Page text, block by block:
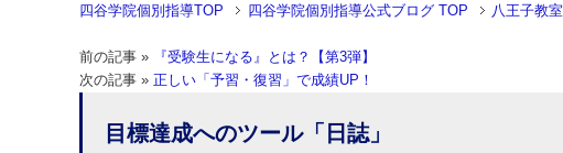
四谷学院個別指導TOP 四谷学院個別指導公式ブログ TOP 八王子教室
前の記事 »
『受験生になる』とは？【第3弾】
次の記事 » 正しい「予習・復習」で成績UP！
目標達成へのツール「日誌」